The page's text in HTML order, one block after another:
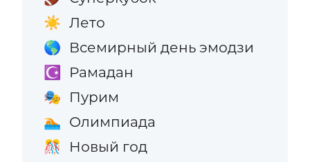
☀️ Лето
🌎 Всемирный день эмодзи
☪️ Рамадан
🎭 Пурим
🏊 Олимпиада
🎊 Новый год